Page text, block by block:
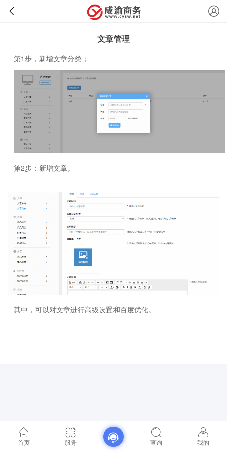
文章管理
第1步，新增文章分类；
第2步：新增文章。
其中，可以对文章进行高级设置和百度优化。
首页 服务 查询 我的